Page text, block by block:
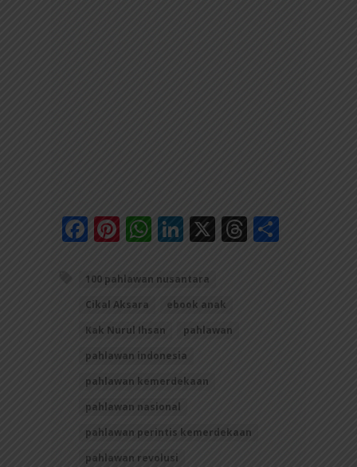
Facebook
Pinterest
WhatsApp
LinkedIn
X Threads
100 pahlawan nusantara
Cikal Aksara
ebook anak
Kak Nurul Ihsan
pahlawan
pahlawan indonesia
pahlawan kemerdekaan
pahlawan nasional
pahlawan perintis kemerdekaan
pahlawan revolusi